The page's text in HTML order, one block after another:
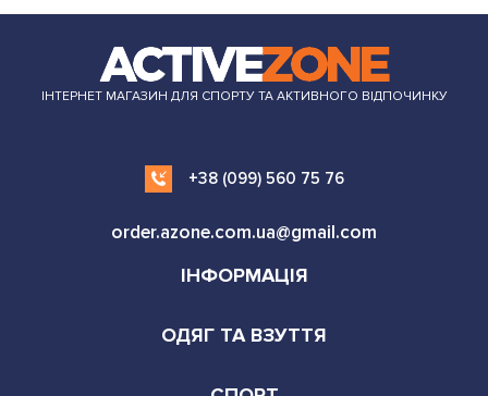
ІНТЕРНЕТ МАГАЗИН ДЛЯ СПОРТУ ТА АКТИВНОГО ВІДПОЧИНКУ
+38 (099) 560 75 76
order.azone.com.ua@gmail.com
ІНФОРМАЦІЯ
ОДЯГ ТА ВЗУТТЯ